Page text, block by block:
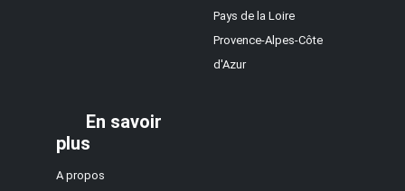
Pays de la Loire
Provence-Alpes-Côte
d'Azur
En savoir
plus
A propos